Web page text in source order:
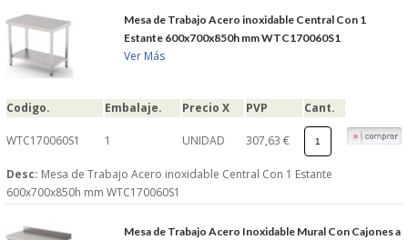
Mesa de Trabajo Acero inoxidable Central Con 1
Estante 600x700x850h mm WTC170060S1
Ver Más
Codigo. Embalaje. Precio X PVP Cant.
WTC170060S1 1 UNIDAD 307,63 €
Desc: Mesa de Trabajo Acero inoxidable Central Con 1 Estante
600x700x850h mm WTC170060S1
Mesa de Trabajo Acero Inoxidable Mural Con Cajones a